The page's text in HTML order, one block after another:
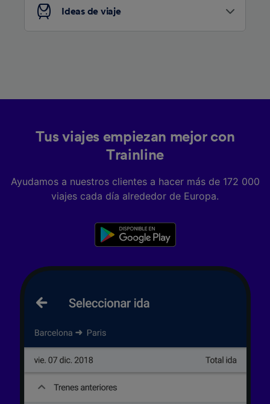
Ideas de viaje
Tus viajes empiezan mejor con
Trainline
Ayudamos a nuestros clientes a hacer más de 172 000
viajes cada día alrededor de Europa.